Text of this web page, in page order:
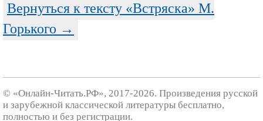
Вернуться к тексту «Встряска» М.
Горького →
© «Онлайн-Читать.РФ», 2017-2026. Произведения русской
и зарубежной классической литературы бесплатно,
полностью и без регистрации.